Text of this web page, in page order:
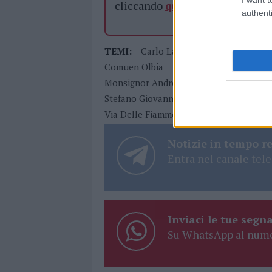
cliccando qui
TEMI: Carlo Lazzari Claudio
Comuen Olbia
Monsignor Andrea Raffatellu
Notizie
Stefano Giovanni Salvatore Rebechesu
Via Delle Fiamme Gialle Olbia
Notizie in tempo
Entra nel canale
Inviaci le tue
Su WhatsApp al